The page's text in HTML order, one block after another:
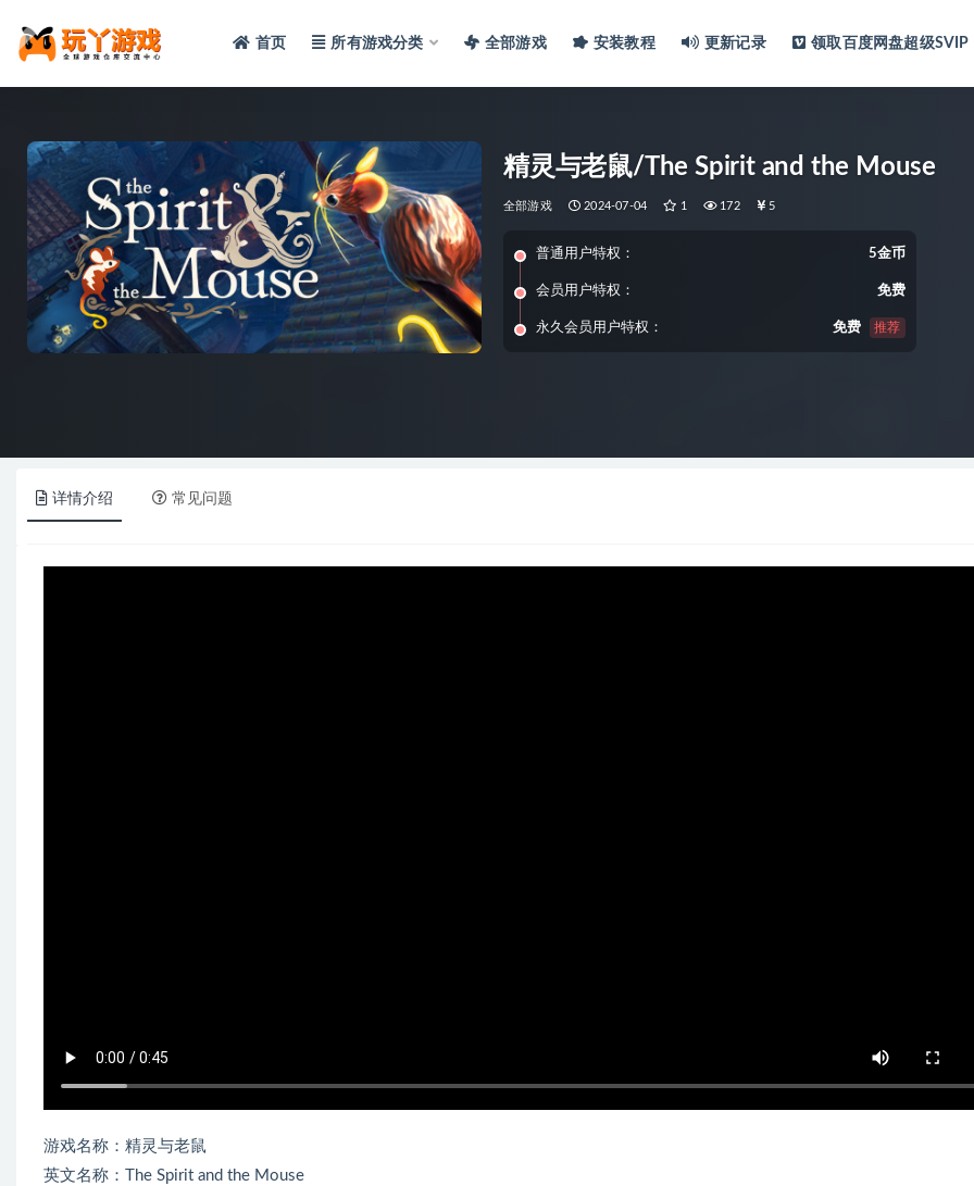
首页 所有游戏分类 全部游戏 安装教程 更新记录 领取百度网盘超级SVIP
精灵与老鼠/The Spirit and the Mouse
全部游戏 2024-07-04 1 172 5
普通用户特权： 5金币
会员用户特权： 免费
永久会员用户特权： 免费 推荐
详情介绍 常见问题
游戏名称：精灵与老鼠
英文名称：The Spirit and the Mouse